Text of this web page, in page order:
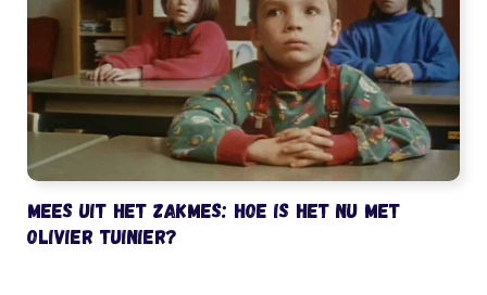
Mees uit het Zakmes: hoe is het nu met
Olivier Tuinier?